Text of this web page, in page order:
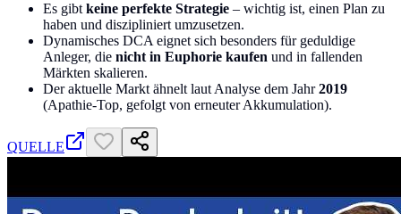
Es gibtkeine perfekte Strategie – wichtig ist, einen Plan zu
haben und diszipliniert umzusetzen.
Dynamisches DCA eignet sich besonders für geduldige
Anleger, die nicht in Euphorie kaufen und in fallenden
Märkten skalieren.
Der aktuelle Markt ähnelt laut Analyse dem Jahr2019
(Apathie-Top, gefolgt von erneuter Akkumulation).
QUELLE